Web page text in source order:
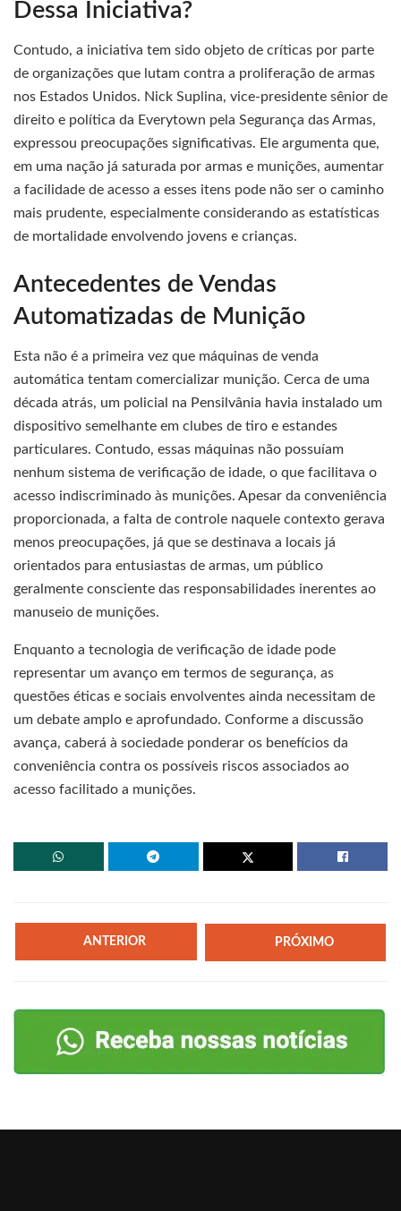
Dessa Iniciativa?
Contudo, a iniciativa tem sido objeto de críticas por parte
de organizações que lutam contra a proliferação de armas
nos Estados Unidos. Nick Suplina, vice-presidente sênior de
direito e política da Everytown pela Segurança das Armas,
expressou preocupações significativas. Ele argumenta que,
em uma nação já saturada por armas e munições, aumentar
a facilidade de acesso a esses itens pode não ser o caminho
mais prudente, especialmente considerando as estatísticas
de mortalidade envolvendo jovens e crianças.
Antecedentes de Vendas
Automatizadas de Munição
Esta não é a primeira vez que máquinas de venda
automática tentam comercializar munição. Cerca de uma
década atrás, um policial na Pensilvânia havia instalado um
dispositivo semelhante em clubes de tiro e estandes
particulares. Contudo, essas máquinas não possuíam
nenhum sistema de verificação de idade, o que facilitava o
acesso indiscriminado às munições. Apesar da conveniência
proporcionada, a falta de controle naquele contexto gerava
menos preocupações, já que se destinava a locais já
orientados para entusiastas de armas, um público
geralmente consciente das responsabilidades inerentes ao
manuseio de munições.
Enquanto a tecnologia de verificação de idade pode
representar um avanço em termos de segurança, as
questões éticas e sociais envolventes ainda necessitam de
um debate amplo e aprofundado. Conforme a discussão
avança, caberá à sociedade ponderar os benefícios da
conveniência contra os possíveis riscos associados ao
acesso facilitado a munições.
ANTERIOR PRÓXIMO